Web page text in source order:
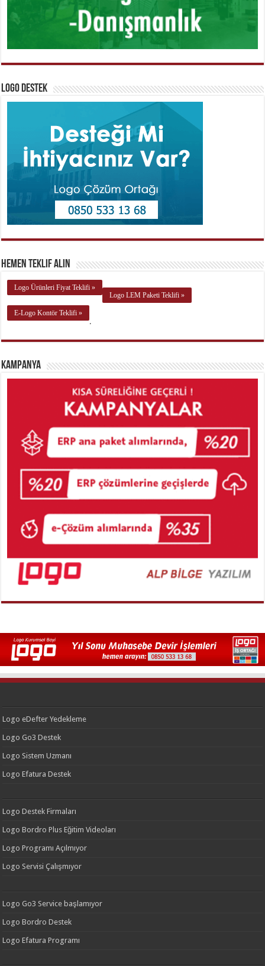
Logo Destek
Hemen Teklif Alın
Logo Ürünleri Fiyat Teklifi »
Logo LEM Paketi Teklifi »
E-Logo Kontör Teklifi »
.
Kampanya
Logo eDefter Yedekleme
Logo Go3 Destek
Logo Sistem Uzmanı
Logo Efatura Destek
Logo Destek Firmaları
Logo Bordro Plus Eğitim Videoları
Logo Programı Açılmıyor
Logo Servisi Çalışmıyor
Logo Go3 Service başlamıyor
Logo Bordro Destek
Logo Efatura Programı